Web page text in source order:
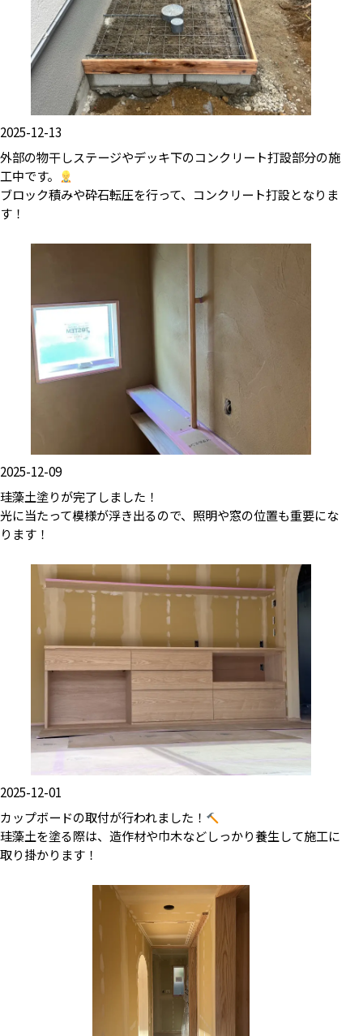
2025-12-13
外部の物干しステージやデッキ下のコンクリート打設部分の施
工中です。
ブロック積みや砕石転圧を行って、コンクリート打設となりま
す！
2025-12-09
珪藻土塗りが完了しました！
光に当たって模様が浮き出るので、照明や窓の位置も重要にな
ります！
2025-12-01
カップボードの取付が行われました！
珪藻土を塗る際は、造作材や巾木などしっかり養生して施工に
取り掛かります！